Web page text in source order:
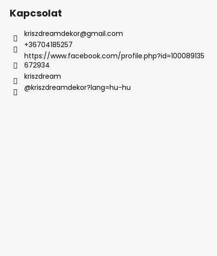
Kapcsolat
kriszdreamdekor@gmail.com
+36704185257
https://www.facebook.com/profile.php?id=100089135
672934
kriszdream
@kriszdreamdekor?lang=hu-hu